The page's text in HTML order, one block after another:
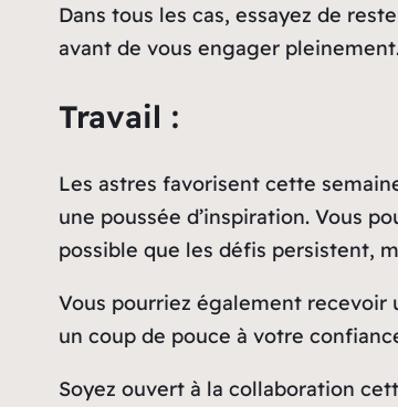
Dans tous les cas, essayez de
avant de vous engager
Travail :
Les astres favorisent cette
une poussée d’inspiration. Vous
possible que les défis persistent,
Vous pourriez également recevoir
un coup de pouce à votre
Soyez ouvert à la collaboration